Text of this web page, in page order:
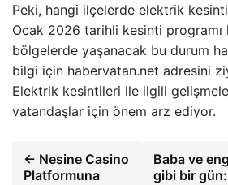
Peki, hangi ilçelerde elektrik
Ocak 2026 tarihli kesinti programı
bölgelerde yaşanacak bu durum
bilgi için habervatan.net adresini
Elektrik kesintileri ile ilgili
vatandaşlar için önem arz ediyor.
← Nesine Casino
Platformuna
Baba ve
gibi bir gün: